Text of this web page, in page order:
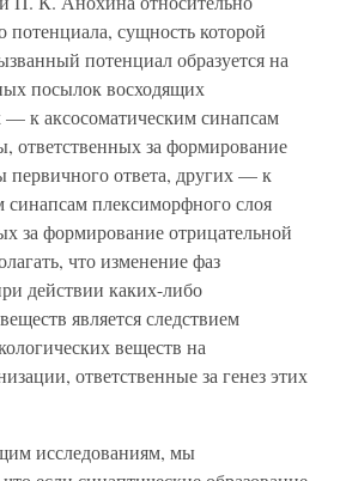
сущность которой
потенциал образуется на
посылок восходящих
к аксосоматическим синапсам
ответственных за формирование
первичного ответа, других — к
синапсам плексиморфного слоя
за формирование отрицательной
что изменение фаз
действии каких-либо
является следствием
веществ на
ответственные за генез этих
исследованиям, мы